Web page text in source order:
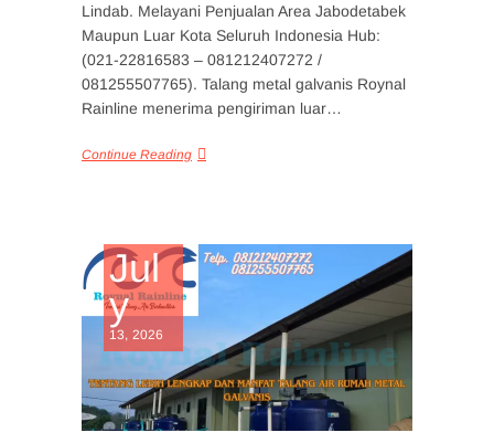
Lindab. Melayani Penjualan Area Jabodetabek
Maupun Luar Kota Seluruh Indonesia Hub:
(021-22816583 – 081212407272 /
081255507765). Talang metal galvanis Roynal
Rainline menerima pengiriman luar…
Continue Reading
Jul
y
13, 2026